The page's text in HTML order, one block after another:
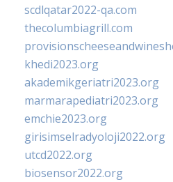
scdlqatar2022-qa.com
thecolumbiagrill.com
khedi2023.org
akademikgeriatri2023.org
marmarapediatri2023.org
emchie2023.org
girisimselradyoloji2022.org
utcd2022.org
biosensor2022.org